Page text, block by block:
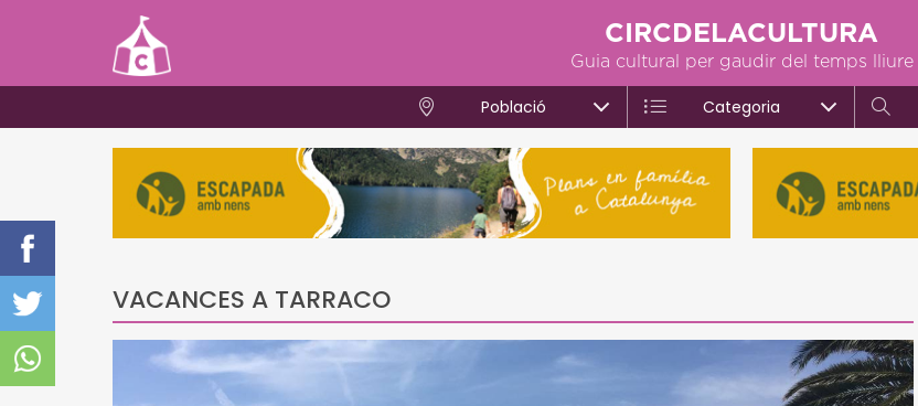
CIRCDELACULTURA
Guia cultural per gaudir del temps lliure
Població Categoria
VACANCES A TARRACO